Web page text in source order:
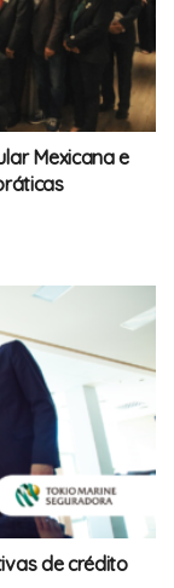
Mexicana e
de crédito